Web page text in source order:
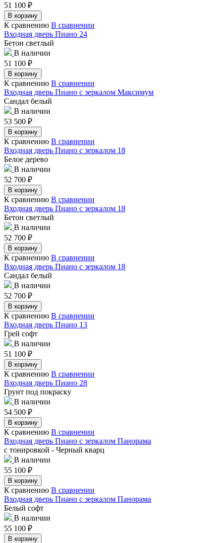
51 100 ₽
В корзину
К сравнению В сравнении
Входная дверь Пиано 24
Бетон светлый
В наличии
51 100 ₽
В корзину
К сравнению В сравнении
Входная дверь Пиано с зеркалом Максимум
Сандал белый
В наличии
53 500 ₽
В корзину
К сравнению В сравнении
Входная дверь Пиано с зеркалом 18
Белое дерево
В наличии
52 700 ₽
В корзину
К сравнению В сравнении
Входная дверь Пиано с зеркалом 18
Бетон светлый
В наличии
52 700 ₽
В корзину
К сравнению В сравнении
Входная дверь Пиано с зеркалом 18
Сандал белый
В наличии
52 700 ₽
В корзину
К сравнению В сравнении
Входная дверь Пиано 13
Грей софт
В наличии
51 100 ₽
В корзину
К сравнению В сравнении
Входная дверь Пиано 28
Грунт под покраску
В наличии
54 500 ₽
В корзину
К сравнению В сравнении
Входная дверь Пиано с зеркалом Панорама
с тонировкой - Черный кварц
В наличии
55 100 ₽
В корзину
К сравнению В сравнении
Входная дверь Пиано с зеркалом Панорама
Белый софт
В наличии
55 100 ₽
В корзину